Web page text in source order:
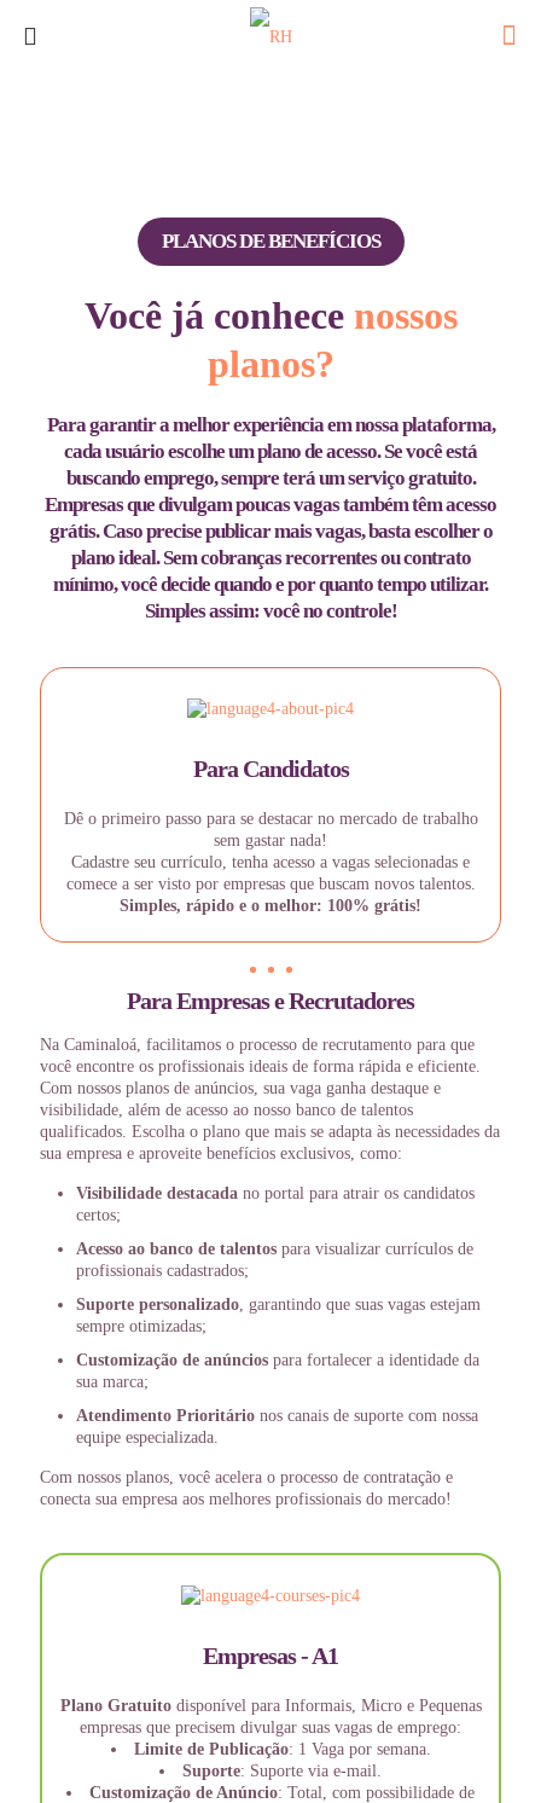
PLANOS DE BENEFÍCIOS
Você já conhece nossos
planos?
Para garantir a melhor experiência em nossa plataforma,
cada usuário escolhe um plano de acesso. Se você está
buscando emprego, sempre terá um serviçogratuito.
Empresas que divulgam poucas vagas também têm acesso
grátis. Caso precise publicar mais vagas, basta escolher o
plano ideal. Sem cobranças recorrentes ou contrato
mínimo, você decide quando e por quanto tempo utilizar.
Simples assim: você no controle!
Para Candidatos
Dê o primeiro passo para se destacar no mercado de trabalho
sem gastar nada!
Cadastre seu currículo, tenha acesso a vagas selecionadas e
comece a ser visto por empresas que buscam novos talentos.
Simples, rápido e o melhor: 100% grátis!
Para Empresas e Recrutadores
Na Caminaloá, facilitamos o processo de recrutamento para que
você encontre os profissionais ideais de forma rápida e eficiente.
Com nossos planos de anúncios, sua vaga ganha destaque e
visibilidade, além de acesso ao nosso banco de talentos
qualificados. Escolha o plano que mais se adapta às necessidades da
sua empresa e aproveite benefícios exclusivos, como:
Visibilidade destacada no portal para atrair os candidatos
certos;
Acesso ao banco de talentos para visualizar currículos de
profissionais cadastrados;
Suporte personalizado, garantindo que suas vagas estejam
sempre otimizadas;
Customização de anúncios para fortalecer a identidade da
sua marca;
Atendimento Prioritário nos canais de suporte com nossa
equipe especializada.
Com nossos planos, você acelera o processo de contratação e
conecta sua empresa aos melhores profissionais do mercado!
Empresas - A1
Plano Gratuitodisponível para Informais, Micro e Pequenas
empresas que precisem divulgar suas vagas de emprego:
Limite de Publicação: 1 Vaga por semana.
Suporte: Suporte via e-mail.
Customização de Anúncio: Total, com possibilidade de